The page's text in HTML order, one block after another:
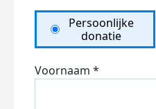
Persoonlijke
donatie
Voornaam *